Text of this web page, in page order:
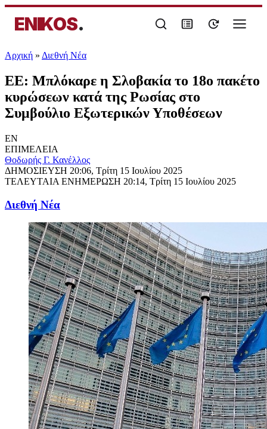
ENIKOS.
Αρχική » Διεθνή Νέα
ΕΕ: Μπλόκαρε η Σλοβακία το 18ο πακέτο
κυρώσεων κατά της Ρωσίας στο
Συμβούλιο Εξωτερικών Υποθέσεων
EN
ΕΠΙΜΕΛΕΙΑ
Θοδωρής Γ. Κανέλλος
ΔΗΜΟΣΙΕΥΣΗ 20:06, Τρίτη 15 Ιουλίου 2025
ΤΕΛΕΥΤΑΙΑ ΕΝΗΜΕΡΩΣΗ 20:14, Τρίτη 15 Ιουλίου 2025
Διεθνή Νέα